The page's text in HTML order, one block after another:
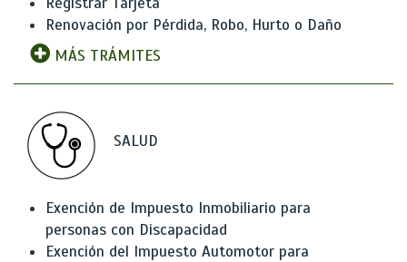
Renovación por Pérdida, Robo, Hurto o Daño
MÁS TRÁMITES
SALUD
Exención de Impuesto Inmobiliario para
personas con Discapacidad
Exención del Impuesto Automotor para